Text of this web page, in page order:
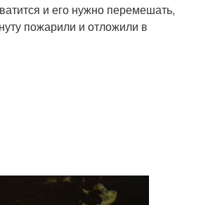
и его нужно перемешать,
пожарили и отложили в